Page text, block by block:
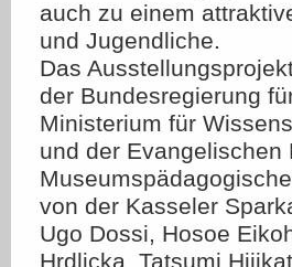
auch zu einem
und Jugendliche.
Das
der Bundesregierung
Ministerium für
und der
von der Kasseler
Ugo Dossi, Hosoe
Hrdlicka, Tatsumi